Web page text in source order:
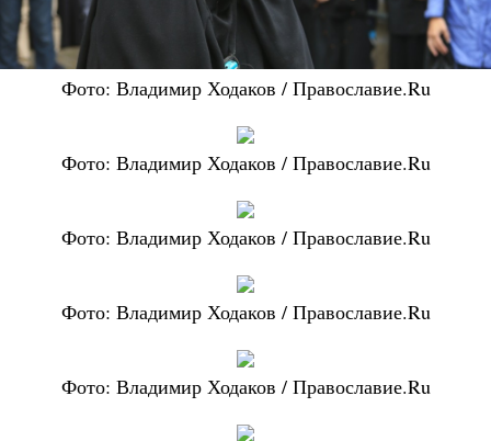
Фото: Владимир Ходаков / Православие.Ru
Фото: Владимир Ходаков / Православие.Ru
Фото: Владимир Ходаков / Православие.Ru
Фото: Владимир Ходаков / Православие.Ru
Фото: Владимир Ходаков / Православие.Ru